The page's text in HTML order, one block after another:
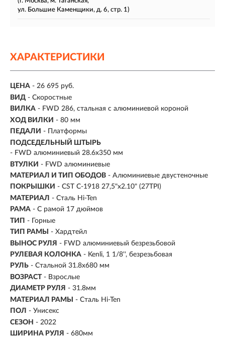
ул. Большие Каменщики, д. 6, стр. 1)
ХАРАКТЕРИСТИКИ
ЦЕНА - 26 695 руб.
ВИД - Скоростные
ВИЛКА - FWD 286, стальная с алюминиевой короной
ХОД ВИЛКИ - 80 мм
ПЕДАЛИ - Платформы
ПОДСЕДЕЛЬНЫЙ ШТЫРЬ
- FWD алюминиевый 28.6x350 мм
ВТУЛКИ - FWD алюминиевые
МАТЕРИАЛ И ТИП ОБОДОВ - Алюминиевые двустеночные
ПОКРЫШКИ - CST C-1918 27,5"x2.10" (27TPI)
МАТЕРИАЛ - Сталь Hi-Ten
РАМА - С рамой 17 дюймов
ТИП - Горные
ТИП РАМЫ
- Хардтейл
ВЫНОС РУЛЯ - FWD алюминиевый безрезьбовой
РУЛЕВАЯ КОЛОНКА - Kenli, 1 1/8'', безрезьбовая
РУЛЬ - Стальной 31.8х680 мм
ВОЗРАСТ - Взрослые
ДИАМЕТР РУЛЯ - 31.8мм
МАТЕРИАЛ РАМЫ
- Сталь Hi-Ten
ПОЛ - Унисекс
СЕЗОН - 2022
ШИРИНА РУЛЯ - 680мм